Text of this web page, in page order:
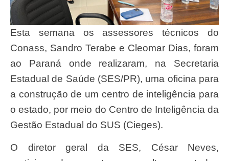
Esta semana os assessores técnicos do
Conass, Sandro Terabe e Cleomar Dias, foram
ao Paraná onde realizaram, na Secretaria
Estadual de Saúde (SES/PR), uma oficina para
a construção de um centro de inteligência para
o estado, por meio do Centro de Inteligência da
Gestão Estadual do SUS (Cieges).
O diretor geral da SES, César Neves,